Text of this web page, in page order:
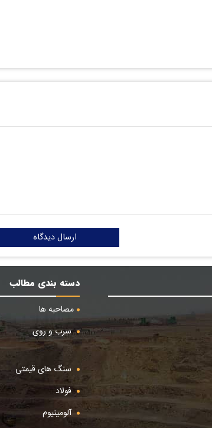
ارسال دیدگاه
دسته بندی مطالب
مصاحبه ها
سرب و روی
سنگ های قیمتی
فولاد
آلومینیوم